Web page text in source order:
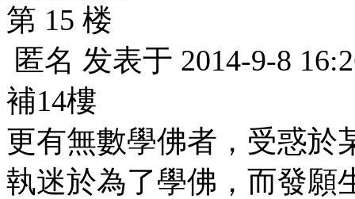
第 15 楼
匿名 发表于 2014-9-8
補14樓
更有無數學佛者，受惑於
執迷於為了學佛，而發願